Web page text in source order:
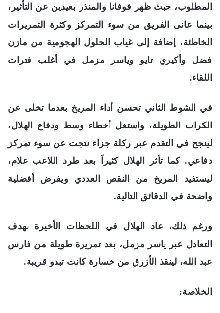
المطلوب، حيث ظهر فوفانا والمنذر بعيدين عن التأثير،
بينما عانى الفريق من سوء التمركز وكثرة التمريرات
الخاطئة، إضافة إلى غياب الحلول الهجومية من مازن
فضل وأكيري تايو وياسر مزمل في أغلب فترات
اللقاء.
في الشوط الثاني تحسن أداء المريخ بعدما تخلى عن
الكرات الطويلة، واستغل أخطاء وسط ودفاع الهلال،
لينجح في التقدم عبر ركلة جزاء نتجت عن سوء تمركز
دفاعي. كما تأثر الهلال كثيراً بعد طرد اللاعب علام،
ليستفيد المريخ من النقص العددي ويفرض أفضلية
واضحة في الدقائق التالية.
ورغم ذلك، عاد الهلال في اللحظات الأخيرة بهدف
التعادل عبر ياسر مزمل، بعد تمريرة طويلة من فارس
عبد الله، لينقذ الأزرق من خسارة كانت تبدو قريبة.
الخلاصة: